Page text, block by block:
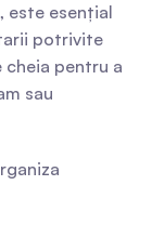
este esențial
potrivite
pentru a
sau